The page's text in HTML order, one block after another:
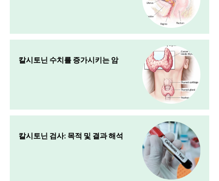
칼시토닌 수치를 증가시키는 암
칼시토닌 검사: 목적 및 결과 해석